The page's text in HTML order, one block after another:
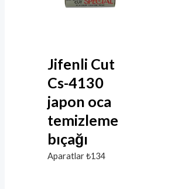
Jifenli Cut
Cs-4130
japon oca
temizleme
bıçağı
Aparatlar₺134